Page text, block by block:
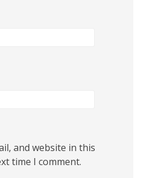
and website in this
time I comment.